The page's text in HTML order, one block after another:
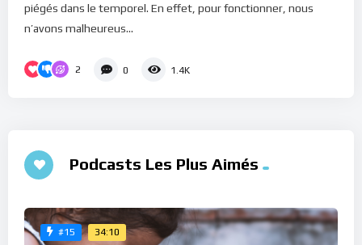
piégés dans le temporel. En effet, pour fonctionner, nous
n’avons malheureus...
2 0 1.4K
Podcasts Les Plus Aimés
#15 34:10